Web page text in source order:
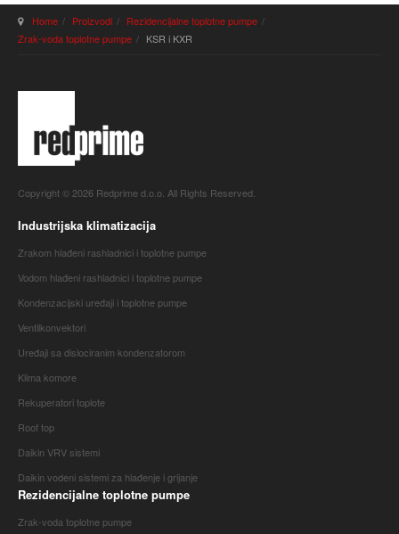
Home Proizvodi
Rezidencijalne toplotne pumpe
Zrak-voda toplotne pumpe
KSR i KXR
Copyright © 2026 Redprime d.o.o. All Rights Reserved.
Industrijska klimatizacija
Zrakom hlađeni rashladnici i toplotne pumpe
Vodom hlađeni rashladnici i toplotne pumpe
Kondenzacijski uređaji i toplotne pumpe
Ventilkonvektori
Uređaji sa dislociranim kondenzatorom
Klima komore
Rekuperatori toplote
Roof top
Daikin VRV sistemi
Daikin vodeni sistemi za hlađenje i grijanje
Rezidencijalne toplotne pumpe
Zrak-voda toplotne pumpe